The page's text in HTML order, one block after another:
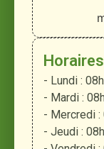
- Lundi :
- Mardi :
- Mercredi :
- Jeudi :